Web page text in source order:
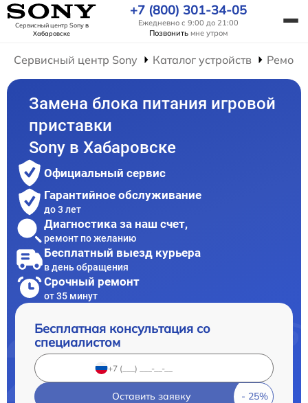
Сервисный центр Sonyв
Хабаровске
+7 (800) 301-34-05
Ежедневно с 9:00 до 21:00
Позвонить мне утром
Сервисный центр Sony Каталог устройств
Замена блока питания игровой
приставки
Sony в Хабаровске
Официальный сервис
Гарантийное обслуживание
до 3 лет
Диагностика за наш счет,
ремонт по желанию
Бесплатный выезд курьера
в день обращения
Срочный ремонт
от 35 минут
Бесплатная консультация со
специалистом
Оставить заявку